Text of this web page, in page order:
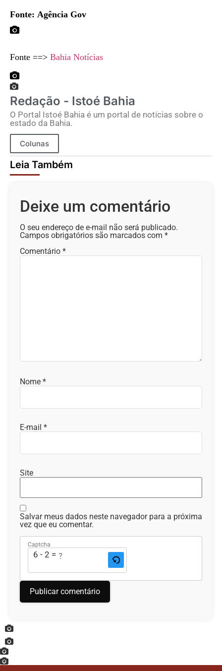
Fonte: Agência Gov
Fonte ==> Bahia Notícias
Redação - Istoé Bahia
O Portal Istoé Bahia é um portal de notícias sobre o
estado da Bahia.
Colunas
Leia Também
Deixe um comentário
O seu endereço de e-mail não será publicado.
Campos obrigatórios são marcados com *
Comentário *
Nome *
E-mail *
Site
Salvar meus dados neste navegador para a próxima
vez que eu comentar.
Captcha
6 - 2 = ?